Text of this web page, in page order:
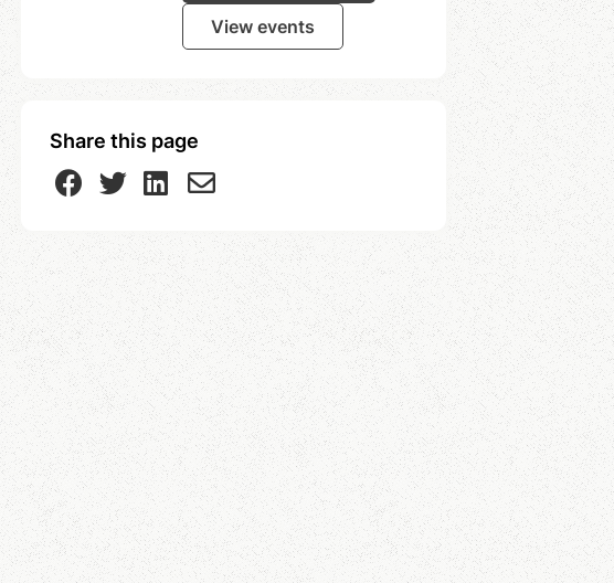
View events
Share this page